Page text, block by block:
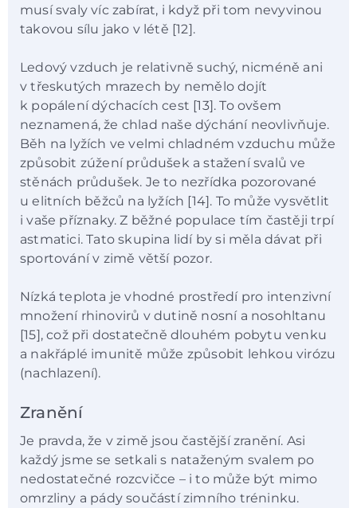
musí svaly víc zabírat, i když při tom nevyvinou
takovou sílu jako v létě [12].
Ledový vzduch je relativně suchý, nicméně ani
v třeskutých mrazech by nemělo dojít
k popálení dýchacích cest [13]. To ovšem
neznamená, že chlad naše dýchání neovlivňuje.
Běh na lyžích ve velmi chladném vzduchu může
způsobit zúžení průdušek a stažení svalů ve
stěnách průdušek. Je to nezřídka pozorované
u elitních běžců na lyžích [14]. To může vysvětlit
i vaše příznaky. Z běžné populace tím častěji trpí
astmatici. Tato skupina lidí by si měla dávat při
sportování v zimě větší pozor.
Nízká teplota je vhodné prostředí pro intenzivní
množení rhinovirů v dutině nosní a nosohltanu
[15], což při dostatečně dlouhém pobytu venku
a nakřáplé imunitě může způsobit lehkou virózu
(nachlazení).
Zranění
Je pravda, že v zimě jsou častější zranění. Asi
každý jsme se setkali s nataženým svalem po
nedostatečné rozcvičce – i to může být mimo
omrzliny a pády součástí zimního tréninku.